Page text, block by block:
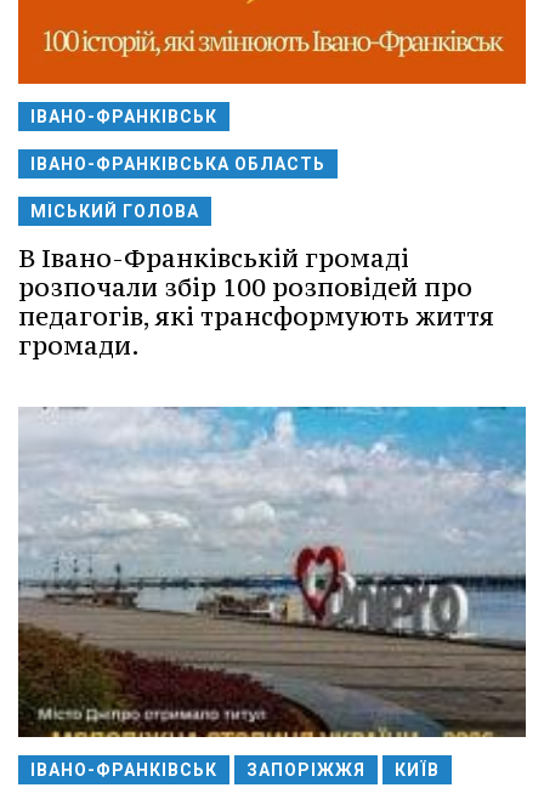
ІВАНО-ФРАНКІВСЬК
ІВАНО-ФРАНКІВСЬКА ОБЛАСТЬ
МІСЬКИЙ ГОЛОВА
В Івано-Франківській громаді
розпочали збір 100 розповідей про
педагогів, які трансформують життя
громади.
ІВАНО-ФРАНКІВСЬК ЗАПОРІЖЖЯ КИЇВ